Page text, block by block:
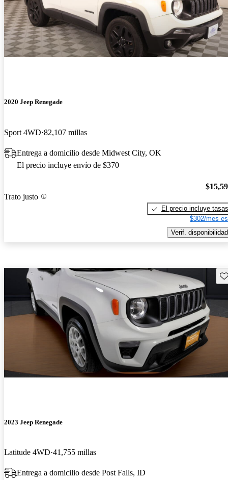
2020 Jeep Renegade
Sport 4WD 82,107 millas
Entrega a domicilio desde Midwest City, OK
El precio incluye envío de $370
Trato justo
El precio incluye tasas
$302/mes
Verif. disponibilidad
2023 Jeep Renegade
Latitude 4WD 41,755 millas
Entrega a domicilio desde Post Falls, ID